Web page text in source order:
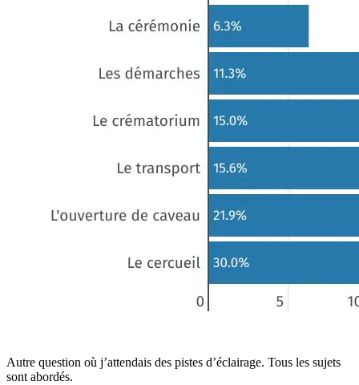
Autre question où j’attendais des pistes d’éclairage. Tous les sujets
sont abordés.